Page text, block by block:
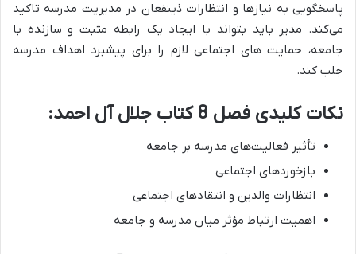
پاسخگویی به نیازها و انتظارات ذینفعان در مدیریت مدرسه تاکید
می‌کند. مدیر باید بتواند با ایجاد یک رابطه مثبت و سازنده با
جامعه، حمایت های اجتماعی لازم را برای پیشبرد اهداف مدرسه
جلب کند.
نکات کلیدی فصل 8 کتاب جلال آل احمد:
تأثیر فعالیت‌های مدرسه بر جامعه
بازخوردهای اجتماعی
انتظارات والدین و انتقادهای اجتماعی
اهمیت ارتباط مؤثر میان مدرسه و جامعه